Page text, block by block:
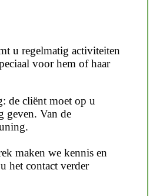
u regelmatig activiteiten
voor hem of haar
de cliënt moet op u
geven. Van de
maken we kennis en
het contact verder